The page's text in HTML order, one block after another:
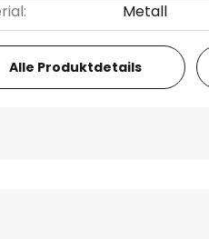
Metall
Alle Produktdetails